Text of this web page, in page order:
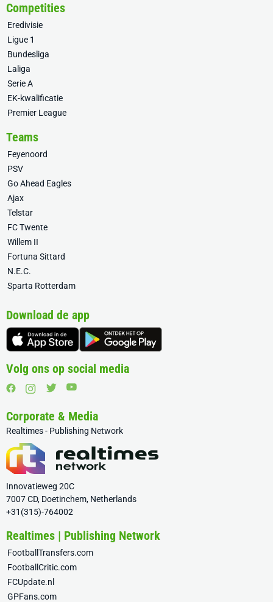
Competities
Eredivisie
Ligue 1
Bundesliga
Laliga
Serie A
EK-kwalificatie
Premier League
Teams
Feyenoord
PSV
Go Ahead Eagles
Ajax
Telstar
FC Twente
Willem II
Fortuna Sittard
N.E.C.
Sparta Rotterdam
Download de app
Volg ons op social media
Corporate & Media
Realtimes - Publishing Network
Innovatieweg 20C
7007 CD, Doetinchem, Netherlands
+31(315)-764002
Realtimes | Publishing Network
FootballTransfers.com
FootballCritic.com
FCUpdate.nl
GPFans.com